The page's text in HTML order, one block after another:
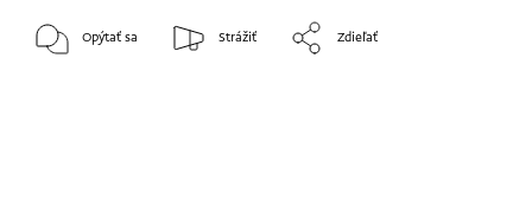
Opýtať sa Strážiť Zdieľať